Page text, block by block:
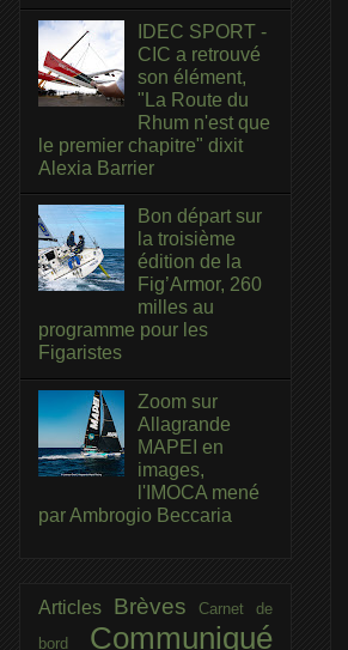
IDEC SPORT -
CIC a retrouvé
son élément,
"La Route du
Rhum n'est que
le premier chapitre" dixit
Alexia Barrier
Bon départ sur
la troisième
édition de la
Fig’Armor, 260
milles au
programme pour les
Figaristes
Zoom sur
Allagrande
MAPEI en
images,
l'IMOCA mené
par Ambrogio Beccaria
Articles BrèvesCarnet de
bord Communiqué